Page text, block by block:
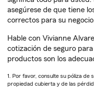
asegúrese de que tiene
correctos para su
Hable con Vivianne
cotización de seguro
productos son los
1. Por favor, consulte su póliza de
propiedad cubierta y de las